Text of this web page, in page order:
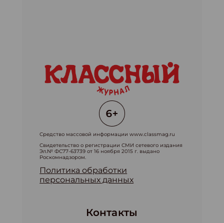
Средство массовой информации www.classmag.ru
Свидетельство о регистрации СМИ сетевого издания
Эл.№ ФС77-63739 от 16 ноября 2015 г. выдано
Роскомнадзором.
Политика обработки
персональных данных
Контакты